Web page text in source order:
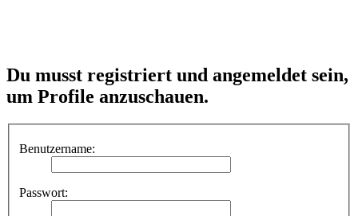
Du musst registriert und angemeldet sein,
um Profile anzuschauen.
Benutzername:
Passwort: